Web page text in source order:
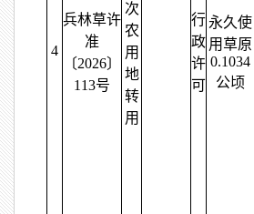
4
兵林草许
准
〔2026〕
113号
次
农
用
地
转
用
行
政
许
可
永久使
用草原
0.1034
公顷